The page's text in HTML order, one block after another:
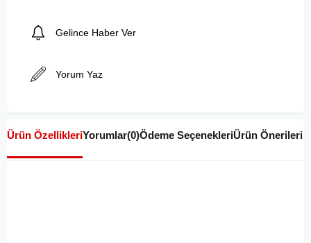
Gelince Haber Ver
Yorum Yaz
Ürün ÖzellikleriYorumlar(0)Ödeme SeçenekleriÜrün Önerileri